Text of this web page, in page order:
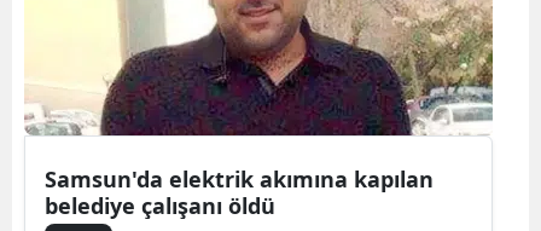
Samsun'da elektrik akımına kapılan
belediye çalışanı öldü